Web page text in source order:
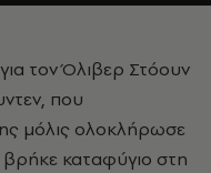
τον Όλιβερ Στόουν
που
μόλις ολοκλήρωσε
βρήκε καταφύγιο στη